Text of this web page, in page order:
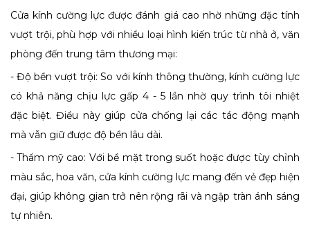
Cửa kính cường lực được đánh giá cao nhờ những đặc tính
vượt trội, phù hợp với nhiều loại hình kiến trúc từ nhà ở, văn
phòng đến trung tâm thương mại:
- Độ bền vượt trội: So với kính thông thường, kính cường lực
có khả năng chịu lực gấp 4 - 5 lần nhờ quy trình tôi nhiệt
đặc biệt. Điều này giúp cửa chống lại các tác động mạnh
mà vẫn giữ được độ bền lâu dài.
- Thẩm mỹ cao: Với bề mặt trong suốt hoặc được tùy chỉnh
màu sắc, hoa văn, cửa kính cường lực mang đến vẻ đẹp hiện
đại, giúp không gian trở nên rộng rãi và ngập tràn ánh sáng
tự nhiên.